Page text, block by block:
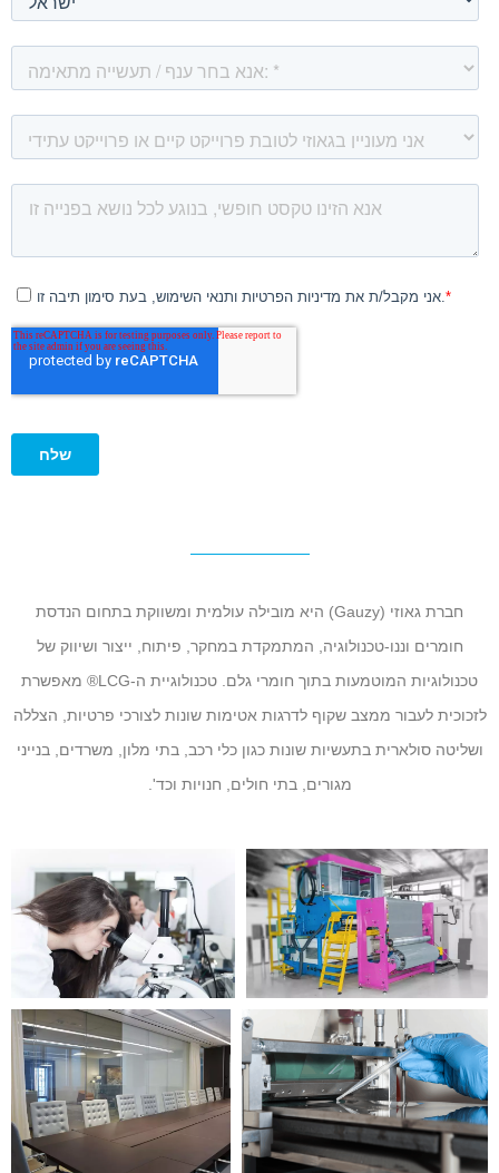
חברת גאוזי (Gauzy) היא מובילה עולמית ומשווקת בתחום הנדסת
חומרים וננו-טכנולוגיה, המתמקדת במחקר, פיתוח, ייצור ושיווק של
טכנולוגיות המוטמעות בתוך חומרי גלם. טכנולוגיית ה-LCG® מאפשרת
לזכוכית לעבור ממצב שקוף לדרגות אטימות שונות לצורכי פרטיות, הצללה
ושליטה סולארית בתעשיות שונות כגון כלי רכב, בתי מלון, משרדים, בנייני
מגורים, בתי חולים, חנויות וכד'.